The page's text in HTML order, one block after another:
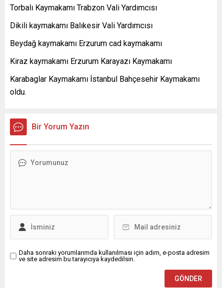
Torbalı Kaymakamı Trabzon Vali Yardımcısı
Dikili kaymakamı Balıkesir Vali Yardımcısı
Beydağ kaymakamı Erzurum cad kaymakamı
Kiraz kaymakamı Erzurum Karayazı Kaymakamı
Karabaglar Kaymakamı İstanbul Bahçesehir Kaymakamı
oldu.
Bir Yorum Yazın
Daha sonraki yorumlarımda kullanılması için adım, e-posta adresim
ve site adresim bu tarayıcıya kaydedilsin.